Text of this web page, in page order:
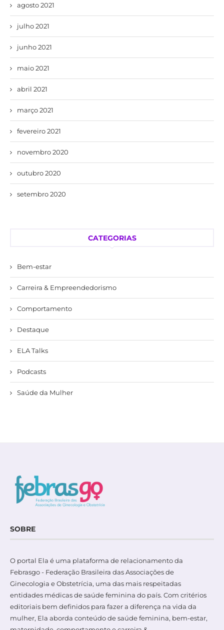
agosto 2021
julho 2021
junho 2021
maio 2021
abril 2021
março 2021
fevereiro 2021
novembro 2020
outubro 2020
setembro 2020
CATEGORIAS
Bem-estar
Carreira & Empreendedorismo
Comportamento
Destaque
ELA Talks
Podcasts
Saúde da Mulher
SOBRE
O portal Ela é uma plataforma de relacionamento da
Febrasgo - Federação Brasileira das Associações de
Ginecologia e Obstetrícia, uma das mais respeitadas
entidades médicas de saúde feminina do país. Com critérios
editoriais bem definidos para fazer a diferença na vida da
mulher, Ela aborda conteúdo de saúde feminina, bem-estar,